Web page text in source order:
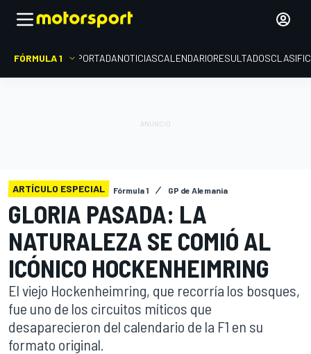
FÓRMULA 1 PORTADANOTICIASCALENDARIORESULTADOS
ARTÍCULO ESPECIAL Fórmula 1 GP de Alemania
GLORIA PASADA: LA
NATURALEZA SE COMIÓ AL
ICÓNICO HOCKENHEIMRING
El viejo Hockenheimring, que recorría los bosques,
fue uno de los circuitos míticos que
desaparecieron del calendario de la F1 en su
formato original.